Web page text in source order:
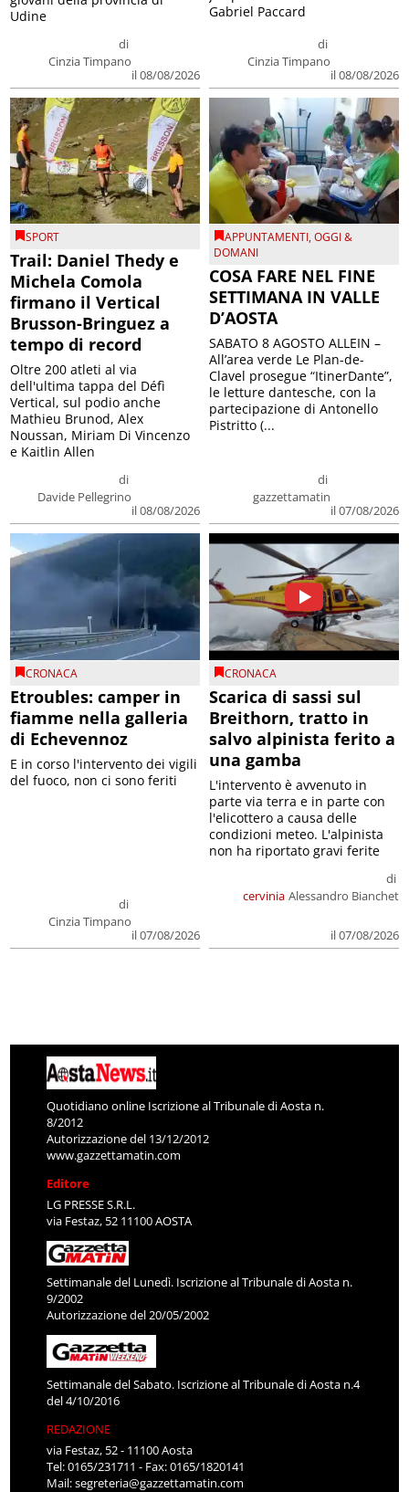
di
Cinzia Timpano
il 08/08/2026
Udine
di
Cinzia Timpano
il 08/08/2026
Gabriel Paccard
SPORT
Trail: Daniel Thedy e
Michela Comola
firmano il Vertical
Brusson-Bringuez a
tempo di record
di
Davide Pellegrino
il 08/08/2026
Oltre 200 atleti al via
dell'ultima tappa del Défì
Vertical, sul podio anche
Mathieu Brunod, Alex
Noussan, Miriam Di Vincenzo
e Kaitlin Allen
APPUNTAMENTI,OGGI &
DOMANI
COSA FARE NEL FINE
SETTIMANA IN VALLE
D’AOSTA
di
gazzettamatin
il 07/08/2026
SABATO 8 AGOSTO ALLEIN –
All’area verde Le Plan-de-
Clavel prosegue “ItinerDante”,
le letture dantesche, con la
partecipazione di Antonello
Pistritto (...
CRONACA
Etroubles: camper in
fiamme nella galleria
di Echevennoz
di
Cinzia Timpano
il 07/08/2026
E in corso l'intervento dei vigili
del fuoco, non ci sono feriti
CRONACA
Scarica di sassi sul
Breithorn, tratto in
salvo alpinista ferito a
una gamba
cervinia
di
Alessandro Bianchet
il 07/08/2026
L'intervento è avvenuto in
parte via terra e in parte con
l'elicottero a causa delle
condizioni meteo. L'alpinista
non ha riportato gravi ferite
Quotidiano online Iscrizione al Tribunale di Aosta n.
8/2012
Autorizzazione del 13/12/2012
www.gazzettamatin.com
Editore
LG PRESSE S.R.L.
via Festaz, 52 11100 AOSTA
Settimanale del Lunedì. Iscrizione al Tribunale di Aosta n.
9/2002
Autorizzazione del 20/05/2002
Settimanale del Sabato. Iscrizione al Tribunale di Aosta n.4
del 4/10/2016
REDAZIONE
via Festaz, 52 - 11100 Aosta
Tel: 0165/231711 - Fax: 0165/1820141
Mail:segreteria@gazzettamatin.com